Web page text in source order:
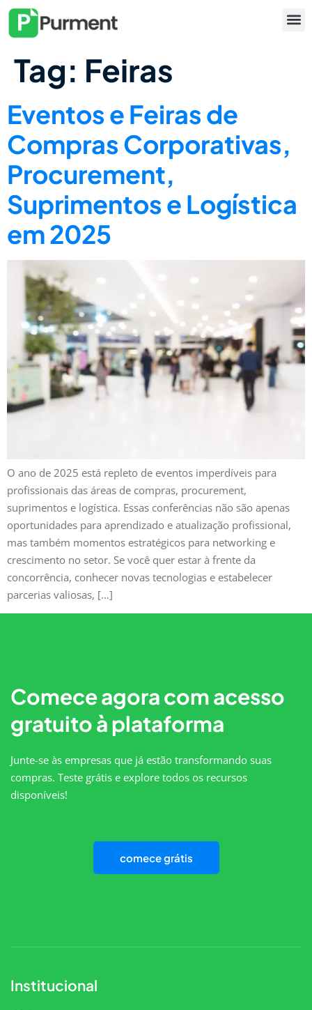
Tag: Feiras
Eventos e Feiras de
Compras Corporativas,
Procurement,
Suprimentos e Logística
em 2025
O ano de 2025 está repleto de eventos imperdíveis para
profissionais das áreas de compras, procurement,
suprimentos e logística. Essas conferências não são apenas
oportunidades para aprendizado e atualização profissional,
mas também momentos estratégicos para networking e
crescimento no setor. Se você quer estar à frente da
concorrência, conhecer novas tecnologias e estabelecer
parcerias valiosas, […]
Comece agora com acesso
gratuito à plataforma
Junte-se às empresas que já estão transformando suas
compras. Teste grátis e explore todos os recursos
disponíveis!
comece grátis
Institucional